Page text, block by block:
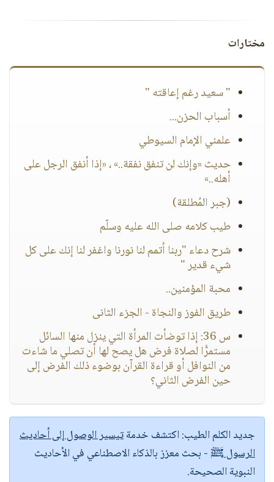
مختارات
" سعيد رغم إعاقته "
أسباب الحزن...
علمني الإمام السيوطي
حديث «وإنك لن تنفق نفقة..» ، «إذا أنفق الرجل على
أهله..»
(جبر المُطلقة)
طيب كلامه صلى الله عليه وسلّم
شرح دعاء "ربنا أتمم لنا نورنا واغفر لنا إنك على كل
شيء قدير "
محبة المؤمنين..
طريق الفوز والنجاة - الجزء الثانى
س 36: إذا توضأت المرأة التي ينزل منها السائل
مستمرًّا لصلاة فرض هل يصح لها أن تصلي ما شاءت
من النوافل أو قراءة القرآن بوضوء ذلك الفرض إلى
حين الفرض الثاني؟
جديد الكلم الطيب:اكتشف خدمةتيسير الوصول إلى أحاديث
الرسول ﷺ - بحث معزز بالذكاء الاصطناعي في الأحاديث
النبوية الصحيحة.